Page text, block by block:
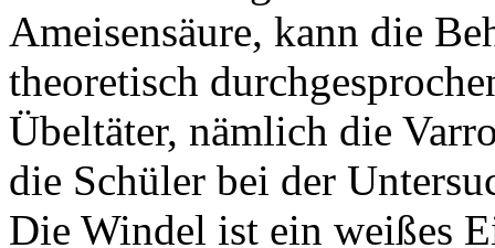
Ameisensäure, kann die
theoretisch
Übeltäter, nämlich die
die Schüler bei der
Die Windel ist ein weißes